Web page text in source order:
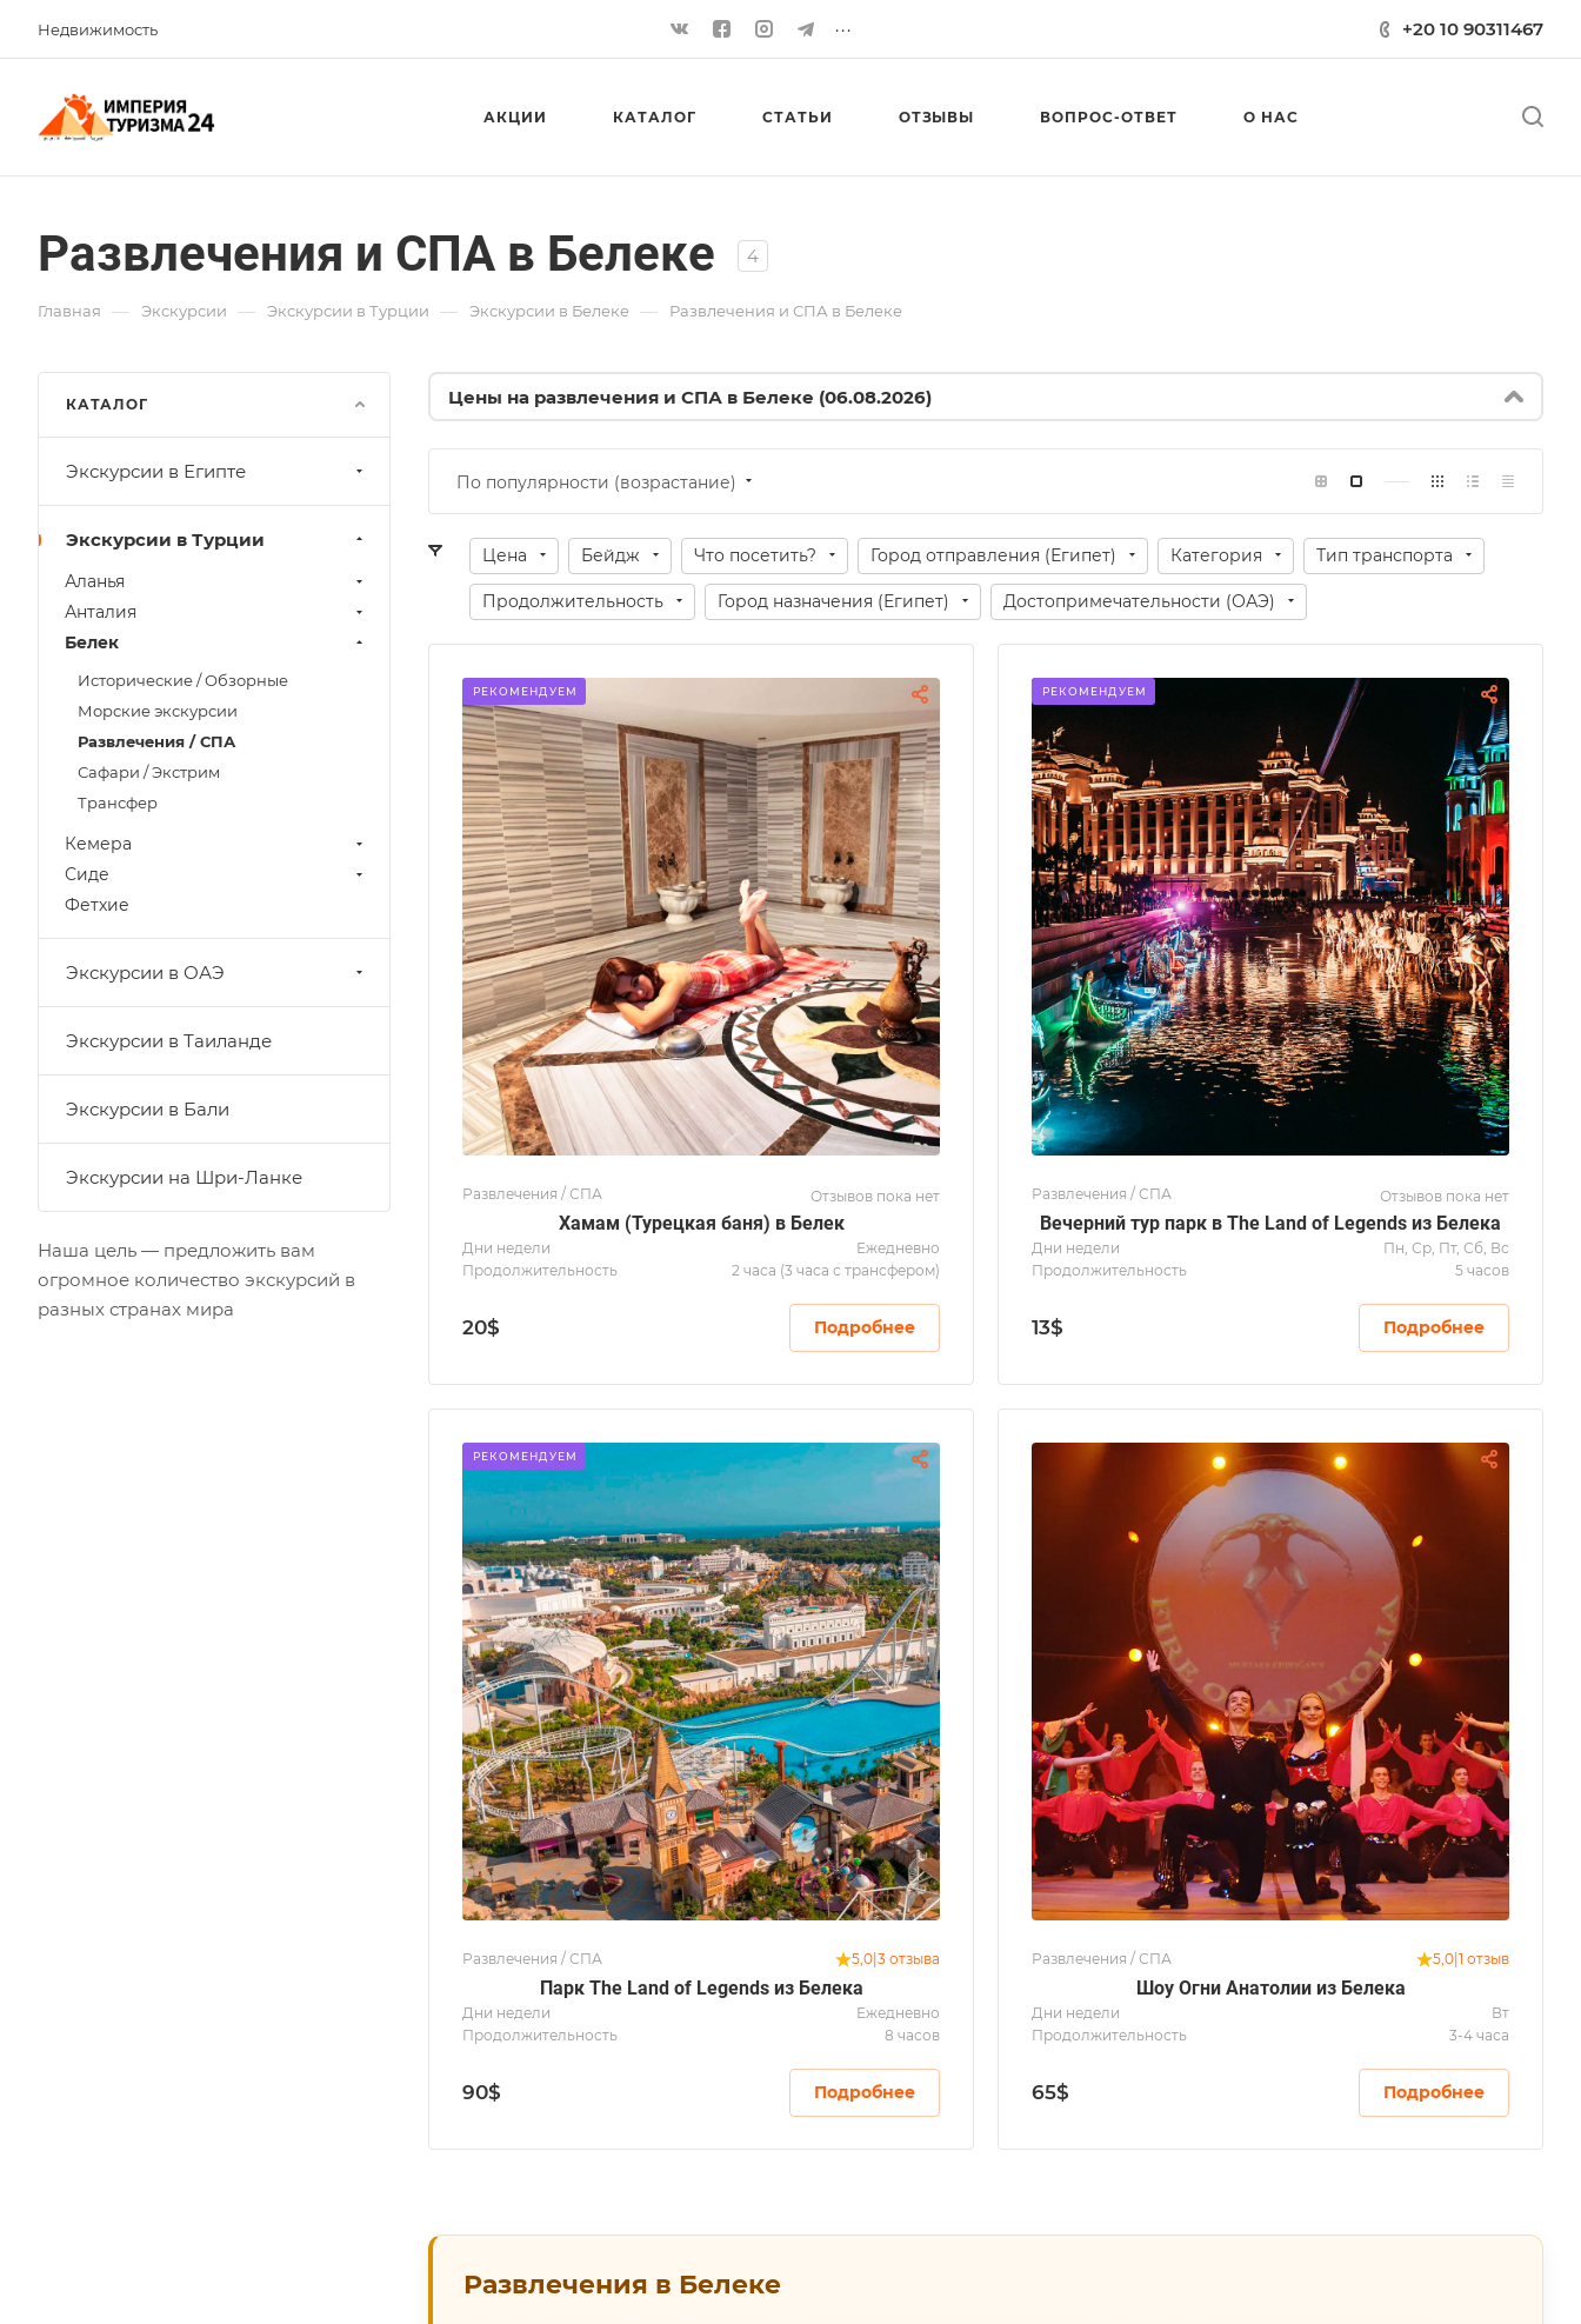
Недвижимость ... +20 10 90311467
АКЦИИ КАТАЛОГ СТАТЬИ ОТЗЫВЫ ВОПРОС-ОТВЕТ О НАС
Развлечения и СПА в Белеке 4
Главная — Экскурсии — Экскурсии в Турции — Экскурсии в Белеке — Развлечения и СПА в Белеке
Цены на развлечения и СПА в Белеке (06.08.2026)
По популярности (возрастание)
Цена Бейдж Что посетить? Город отправления (Египет) Категория Тип транспорта
Продолжительность Город назначения (Египет) Достопримечательности (ОАЭ)
РЕКОМЕНДУЕМ
Развлечения / СПА Отзывов пока нет
Хамам (Турецкая баня) в Белек
Дни недели
Ежедневно
Продолжительность
2 часа (3 часа с трансфером)
20$ Подробнее
РЕКОМЕНДУЕМ
Развлечения / СПА Отзывов пока нет
Вечерний тур парк в The Land of Legends из Белека
Дни недели
Пн, Ср, Пт, Сб, Вс
Продолжительность
5 часов
13$ Подробнее
РЕКОМЕНДУЕМ
Развлечения / СПА 5,0 3 отзыва
Парк The Land of Legends из Белека
Дни недели
Ежедневно
Продолжительность
8 часов
90$ Подробнее
Развлечения / СПА 5,0 1 отзыв
Шоу Огни Анатолии из Белека
Дни недели
Вт
Продолжительность
3-4 часа
65$ Подробнее
Развлечения в Белеке
КАТАЛОГ
Экскурсии в Египте
Экскурсии в Турции
Аланья
Анталия
Белек
Исторические / Обзорные
Морские экскурсии
Развлечения / СПА
Сафари / Экстрим
Трансфер
Кемера
Сиде
Фетхие
Экскурсии в ОАЭ
Экскурсии в Таиланде
Экскурсии в Бали
Экскурсии на Шри-Ланке
Наша цель — предложить вам
огромное количество экскурсий в
разных странах мира